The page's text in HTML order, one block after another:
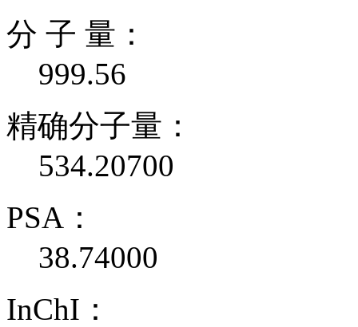
分 子 量：
999.56
精确分子量：
534.20700
PSA：
38.74000
InChI：